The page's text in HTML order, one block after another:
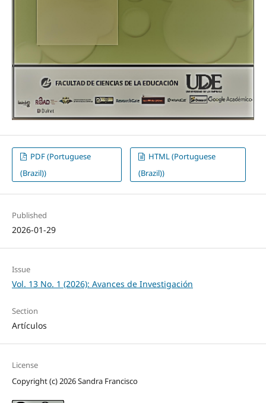
PDF (Portuguese
(Brazil))
HTML (Portuguese
(Brazil))
Published
2026-01-29
Issue
Vol. 13 No. 1 (2026): Avances de Investigación
Section
Artículos
License
Copyright (c) 2026 Sandra Francisco